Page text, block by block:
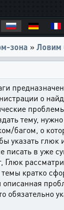
зона » Ловим
о
тему,
багом, о
указать глюк
писать в уже
кратко
обязательно